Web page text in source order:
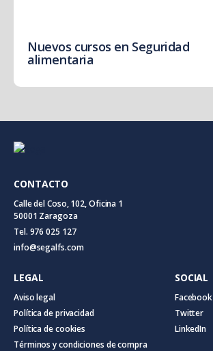
Nuevos cursos en Seguridad
alimentaria
CONTACTO
Calle del Coso, 102, Oficina 1
50001 Zaragoza
Tel. 976 025 127
info@segalfs.com
LEGAL
Aviso legal
Política de privacidad
Política de cookies
Términos y condiciones de compra
SOCIAL
Facebook
Twitter
LinkedIn